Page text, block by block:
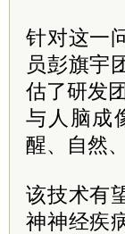
针对这一
员彭旗宇
估了研发
与人脑成
醒、自然
该技术有
神神经疾